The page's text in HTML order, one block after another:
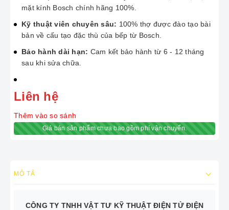
mặt kính Bosch chính hãng 100%.
Kỹ thuật viên chuyên sâu: 100% thợ được đào tạo bài
bản về cấu tạo đặc thù của bếp từ Bosch.
Bảo hành dài hạn: Cam kết bảo hành từ 6 - 12 tháng
sau khi sửa chữa.
Liên hệ
Thêm vào so sánh
Giá bán sản phẩm chưa bao gồm phí vận chuyển.
MÔ TẢ
CÔNG TY TNHH VẬT TƯ KỸ THUẬT ĐIỆN TỬ ĐIỆN